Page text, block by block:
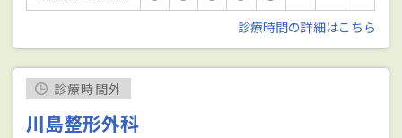
診療時間の詳細はこちら
診療時間外
川島整形外科